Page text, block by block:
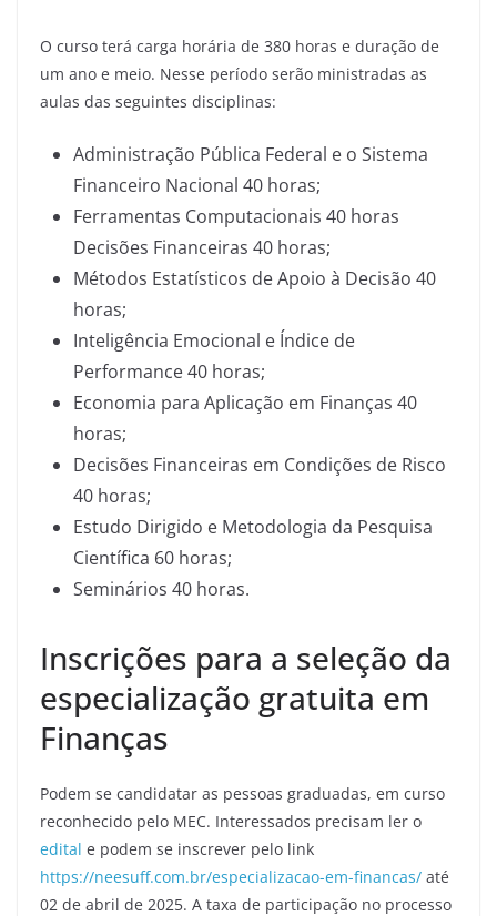
O curso terá carga horária de 380 horas e duração de
um ano e meio. Nesse período serão ministradas as
aulas das seguintes disciplinas:
Administração Pública Federal e o Sistema
Financeiro Nacional 40 horas;
Ferramentas Computacionais 40 horas
Decisões Financeiras 40 horas;
Métodos Estatísticos de Apoio à Decisão 40
horas;
Inteligência Emocional e Índice de
Performance 40 horas;
Economia para Aplicação em Finanças 40
horas;
Decisões Financeiras em Condições de Risco
40 horas;
Estudo Dirigido e Metodologia da Pesquisa
Científica 60 horas;
Seminários 40 horas.
Inscrições para a seleção da
especialização gratuita em
Finanças
Podem se candidatar as pessoas graduadas, em curso
reconhecido pelo MEC. Interessados precisam ler o
edital e podem se inscrever pelo link
https://neesuff.com.br/especializacao-em-financas/ até
02 de abril de 2025. A taxa de participação no processo